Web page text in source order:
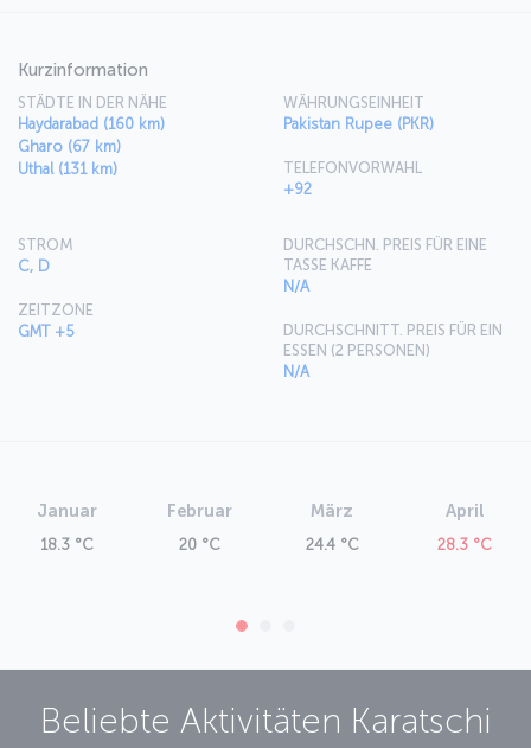
Kurzinformation
STÄDTE IN DER NÄHE
Haydarabad (160 km)
Gharo (67 km)
Uthal (131 km)
WÄHRUNGSEINHEIT
Pakistan Rupee (PKR)
TELEFONVORWAHL
+92
STROM
C, D
ZEITZONE
GMT +5
DURCHSCHN. PREIS FÜR EINE
TASSE KAFFE
N/A
DURCHSCHNITT. PREIS FÜR EIN
ESSEN (2 PERSONEN)
N/A
Januar
18.3 °C
Februar
20 °C
März
24.4 °C
April
28.3 °C
Beliebte Aktivitäten Karatschi